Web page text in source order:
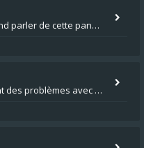
:surprised: première fois que j'entend parler de cette panne ,ta moto aurait été maraboutée? :pretre:
Bonjour à tous Si des utilisateurs ont des problèmes avec leur moto qui démarre plus, la mienne ne coupe plus :?: - Je